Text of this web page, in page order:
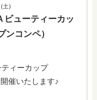
(土)
ューティーカッ
ンコンペ）
ィーカップ
催いたします♪